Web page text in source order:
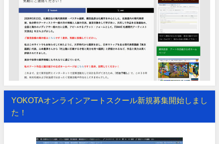
YOKOTAオンラインアートスクール新規募集開始しまし
た！